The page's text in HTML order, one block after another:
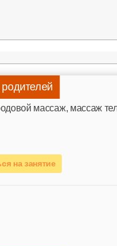
массаж, массаж
на занятие